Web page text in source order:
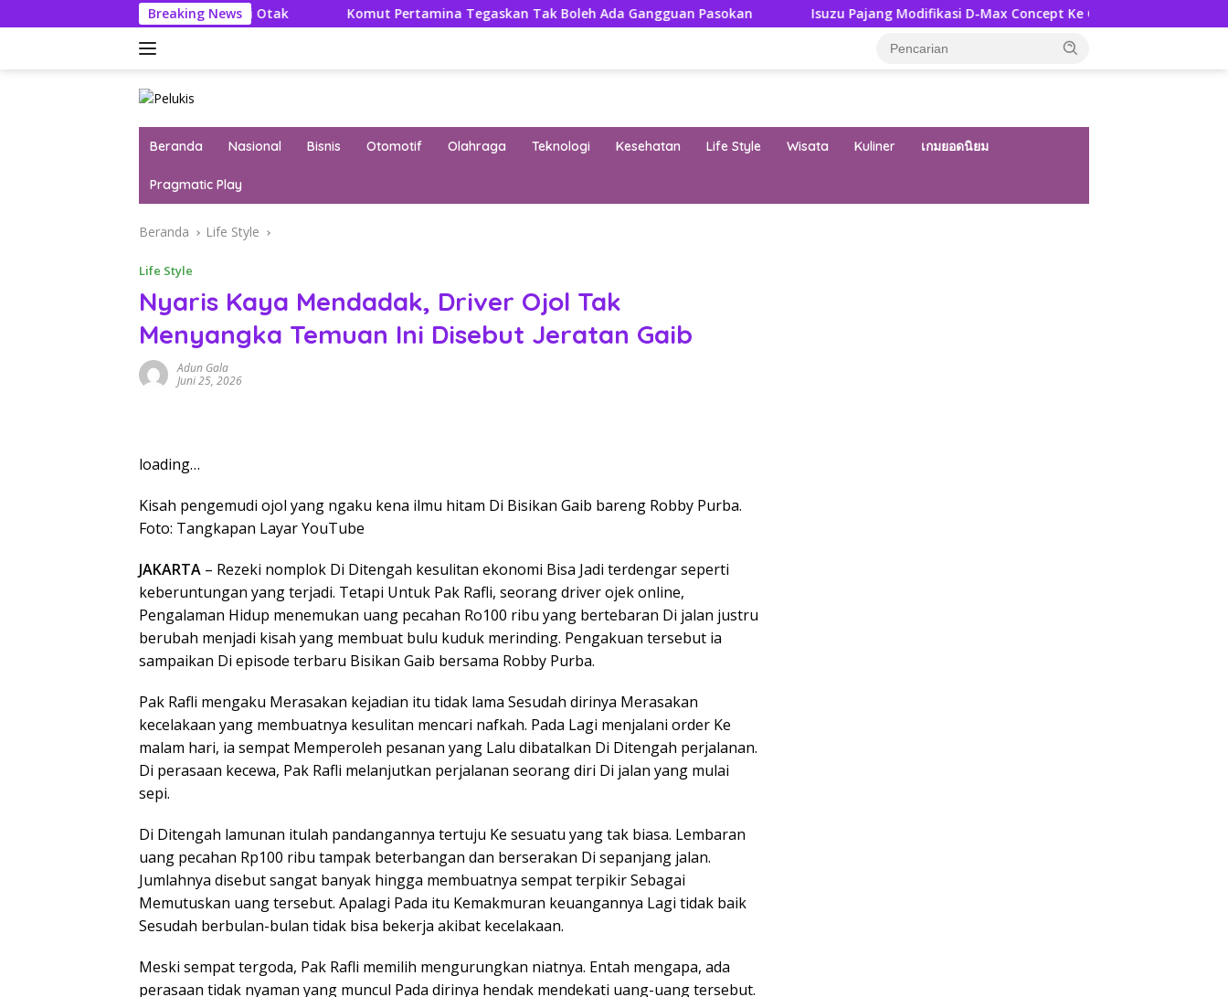
ke
Breaking News
Literatur Itu Konsumsi Otak Komut Pertamina Tegaskan Tak Boleh Ada Gangguan Pasokan Isuzu Pajang Modifikasi D-Max Concept Ke GIIAS 2026, Ini Ubahannya
Beranda Nasional Bisnis Otomotif Olahraga Teknologi Kesehatan Life Style Wisata Kuliner เกมยอดนิยม
Pragmatic Play
Beranda Life Style
Life Style
Nyaris Kaya Mendadak, Driver Ojol Tak
Menyangka Temuan Ini Disebut Jeratan Gaib
Adun Gala
Juni 25, 2026
loading…
Kisah pengemudi ojol yang ngaku kena ilmu hitam Di Bisikan Gaib bareng Robby Purba.
Foto: Tangkapan Layar YouTube
JAKARTA – Rezeki nomplok Di Ditengah kesulitan ekonomi Bisa Jadi terdengar seperti
keberuntungan yang terjadi. Tetapi Untuk Pak Rafli, seorang driver ojek online,
Pengalaman Hidup menemukan uang pecahan Ro100 ribu yang bertebaran Di jalan justru
berubah menjadi kisah yang membuat bulu kuduk merinding. Pengakuan tersebut ia
sampaikan Di episode terbaru Bisikan Gaib bersama Robby Purba.
Pak Rafli mengaku Merasakan kejadian itu tidak lama Sesudah dirinya Merasakan
kecelakaan yang membuatnya kesulitan mencari nafkah. Pada Lagi menjalani order Ke
malam hari, ia sempat Memperoleh pesanan yang Lalu dibatalkan Di Ditengah perjalanan.
Di perasaan kecewa, Pak Rafli melanjutkan perjalanan seorang diri Di jalan yang mulai
sepi.
Di Ditengah lamunan itulah pandangannya tertuju Ke sesuatu yang tak biasa. Lembaran
uang pecahan Rp100 ribu tampak beterbangan dan berserakan Di sepanjang jalan.
Jumlahnya disebut sangat banyak hingga membuatnya sempat terpikir Sebagai
Memutuskan uang tersebut. Apalagi Pada itu Kemakmuran keuangannya Lagi tidak baik
Sesudah berbulan-bulan tidak bisa bekerja akibat kecelakaan.
Meski sempat tergoda, Pak Rafli memilih mengurungkan niatnya. Entah mengapa, ada
perasaan tidak nyaman yang muncul Pada dirinya hendak mendekati uang-uang tersebut.